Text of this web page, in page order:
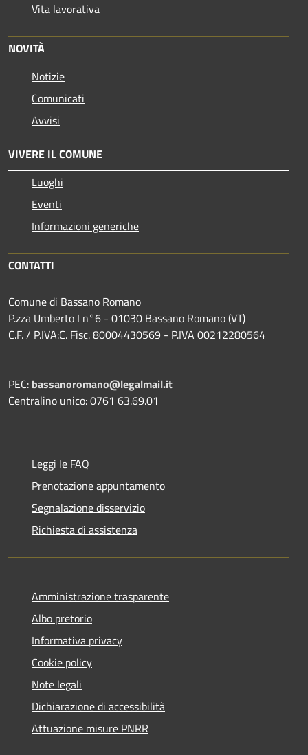
Vita lavorativa
NOVITÀ
Notizie
Comunicati
Avvisi
VIVERE IL COMUNE
Luoghi
Eventi
Informazioni generiche
CONTATTI
Comune di Bassano Romano
P.zza Umberto I n°6 - 01030 Bassano Romano (VT)
C.F. / P.IVA:C. Fisc. 80004430569 - P.IVA 00212280564
PEC: bassanoromano@legalmail.it
Centralino unico: 0761 63.69.01
Leggi le FAQ
Prenotazione appuntamento
Segnalazione disservizio
Richiesta di assistenza
Amministrazione trasparente
Albo pretorio
Informativa privacy
Cookie policy
Note legali
Dichiarazione di accessibilità
Attuazione misure PNRR